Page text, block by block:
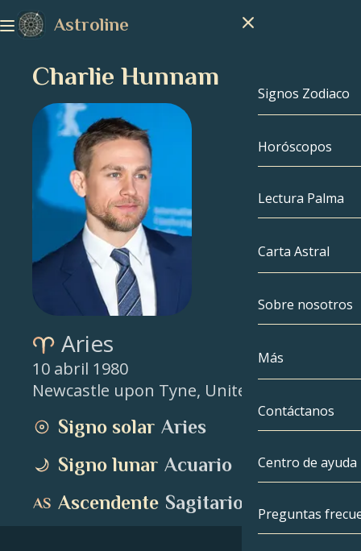
Astroline
Signos Zodiaco
Signos
Capricornio
Piscis
Aries
Tauro
Cáncer
Leo
Virgo
Horóscopos
Lectura Palma
Carta Astral
Carta Astral
Famosos
Sobre nosotros
Más
Tarot
Números de
Contáctanos
Centro de ayuda
Preguntas
Charlie Hunnam
Aries
10 abril 1980
Newcastle upon Tyne, United Kingdom
Signo solar Aries
Signo lunar Acuario
Ascendente Sagitario